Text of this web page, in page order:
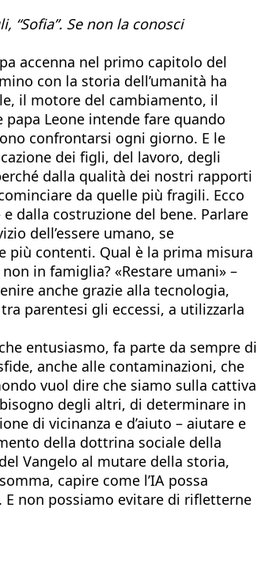
Se non la conosci
accenna nel primo capitolo del
con la storia dell’umanità ha
il motore del cambiamento, il
Leone intende fare quando
confrontarsi ogni giorno. E le
dei figli, del lavoro, degli
dalla qualità dei nostri rapporti
da quelle più fragili. Ecco
dalla costruzione del bene. Parlare
dell’essere umano, se
contenti. Qual è la prima misura
in famiglia? «Restare umani» –
anche grazie alla tecnologia,
parentesi gli eccessi, a utilizzarla
entusiasmo, fa parte da sempre di
anche alle contaminazioni, che
vuol dire che siamo sulla cattiva
degli altri, di determinare in
di vicinanza e d’aiuto – aiutare e
della dottrina sociale della
Vangelo al mutare della storia,
capire come l’IA possa
non possiamo evitare di rifletterne